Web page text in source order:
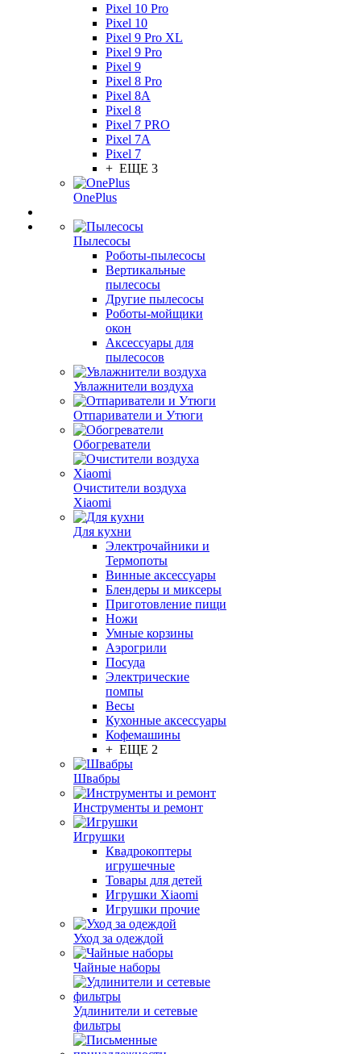
Pixel 10 Pro
Pixel 10
Pixel 9 Pro XL
Pixel 9 Pro
Pixel 9
Pixel 8 Pro
Pixel 8A
Pixel 8
Pixel 7 PRO
Pixel 7A
Pixel 7
+ ЕЩЕ 3
OnePlus
Пылесосы
Роботы-пылесосы
Вертикальные
пылесосы
Другие пылесосы
Роботы-мойщики
окон
Аксессуары для
пылесосов
Увлажнители воздуха
Отпариватели и Утюги
Обогреватели
Очистители воздуха
Xiaomi
Для кухни
Электрочайники и
Термопоты
Винные аксессуары
Блендеры и миксеры
Приготовление пищи
Ножи
Умные корзины
Аэрогрили
Посуда
Электрические
помпы
Весы
Кухонные аксессуары
Кофемашины
+ ЕЩЕ 2
Швабры
Инструменты и ремонт
Игрушки
Квадрокоптеры
игрушечные
Товары для детей
Игрушки Xiaomi
Игрушки прочие
Уход за одеждой
Чайные наборы
Удлинители и сетевые
фильтры